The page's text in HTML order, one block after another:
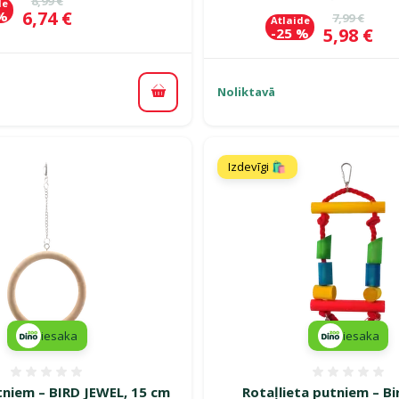
Cena
6,74 €
Pievienot grozam
Oriģinālā
7,99 €
Cena
5,98 €
Atlaide
-25 %
Noliktavā
– BIRD JEWEL, 15 cm
iesaka
Rotaļlieta putniem –
Izdevīgi 🛍️
iesaka